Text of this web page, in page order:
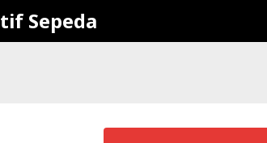
Sepeda